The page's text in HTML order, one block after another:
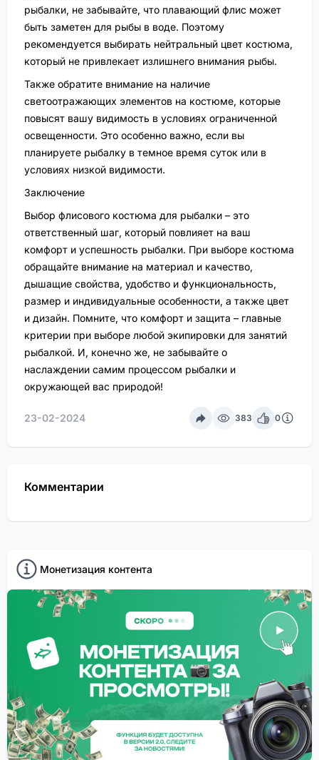
рыбалки, не забывайте, что плавающий флис может
быть заметен для рыбы в воде. Поэтому
рекомендуется выбирать нейтральный цвет костюма,
который не привлекает излишнего внимания рыбы.
Также обратите внимание на наличие
светоотражающих элементов на костюме, которые
повысят вашу видимость в условиях ограниченной
освещенности. Это особенно важно, если вы
планируете рыбалку в темное время суток или в
условиях низкой видимости.
Заключение
Выбор флисового костюма для рыбалки – это
ответственный шаг, который повлияет на ваш
комфорт и успешность рыбалки. При выборе костюма
обращайте внимание на материал и качество,
дышащие свойства, удобство и функциональность,
размер и индивидуальные особенности, а также цвет
и дизайн. Помните, что комфорт и защита – главные
критерии при выборе любой экипировки для занятий
рыбалкой. И, конечно же, не забывайте о
наслаждении самим процессом рыбалки и
окружающей вас природой!
23-02-2024 383 0
Комментарии
Монетизация контента